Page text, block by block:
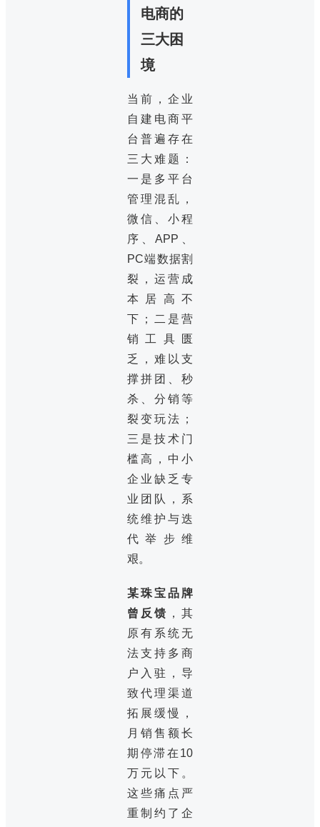
电商的
三大困
境
当前，企业
自建电商平
台普遍存在
三大难题：
一是多平台
管理混乱，
微信、小程
序、APP、
PC端数据割
裂，运营成
本居高不
下；二是营
销工具匮
乏，难以支
撑拼团、秒
杀、分销等
裂变玩法；
三是技术门
槛高，中小
企业缺乏专
业团队，系
统维护与迭
代举步维
艰。
某珠宝品牌
曾反馈 ，其
原有系统无
法支持多商
户入驻，导
致代理渠道
拓展缓慢，
月销售额长
期停滞在10
万元以下。
这些痛点严
重制约了企